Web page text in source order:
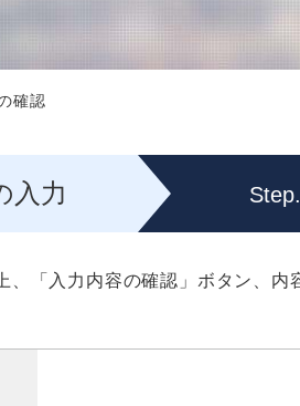
確認
入力 Step.
、「入力内容の確認」ボタン、